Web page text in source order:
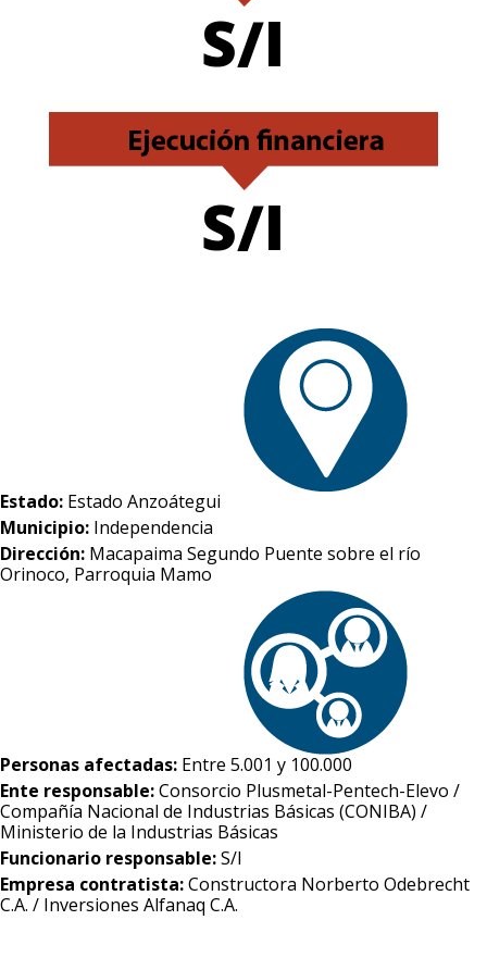
S/I
S/I
Estado: Estado Anzoátegui
Municipio: Independencia
Dirección: Macapaima Segundo Puente sobre el río
Orinoco, Parroquia Mamo
Personas afectadas: Entre 5.001 y 100.000
Ente responsable:Consorcio Plusmetal-Pentech-Elevo /
Compañía Nacional de Industrias Básicas (CONIBA) /
Ministerio de la Industrias Básicas
Funcionario responsable:S/I
Empresa contratista:Constructora Norberto Odebrecht
C.A. / Inversiones Alfanaq C.A.